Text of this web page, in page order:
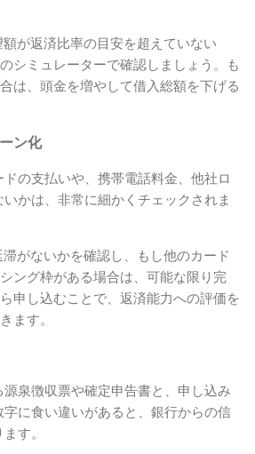
が返済比率の目安を超えていない
シミュレーターで確認しましょう。も
は、頭金を増やして借入総額を下げる
ン化
の支払いや、携帯電話料金、他社ロ
かは、非常に細かくチェックされま
がないかを確認し、もし他のカード
ング枠がある場合は、可能な限り完
申し込むことで、返済能力への評価を
ます。
泉徴収票や確定申告書と、申し込み
に食い違いがあると、銀行からの信
す。